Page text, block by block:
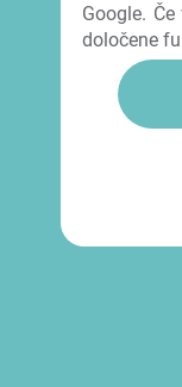
Google.
določene